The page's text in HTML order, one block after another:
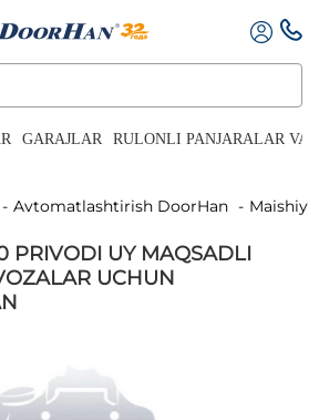
GARAJLAR RULONLI PANJARALAR VA
Avtomatlashtirish DoorHan
PRIVODI UY MAQSADLI
UCHUN